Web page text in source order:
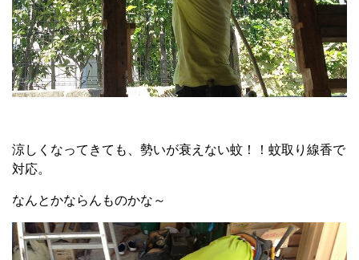
涼しくなってきても、勢いが衰えない蚊！！蚊取り線香で
対応。
なんとかならんものかな～